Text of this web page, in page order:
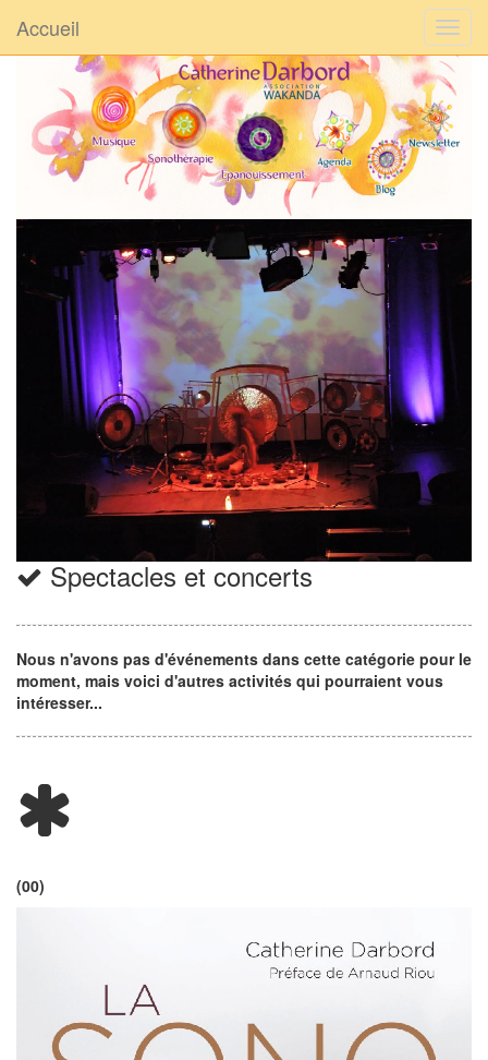
Accueil
Spectacles et concerts
Nous n'avons pas d'événements dans cette catégorie pour le
moment, mais voici d'autres activités qui pourraient vous
intéresser...
(00)